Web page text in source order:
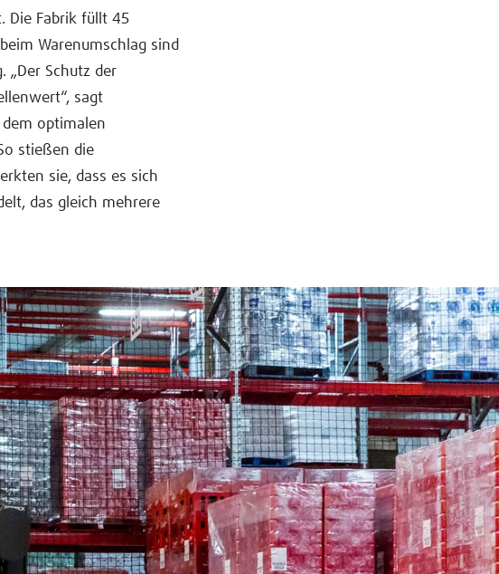
Die Fabrik füllt 45
Warenumschlag sind
„Der Schutz der
sagt
dem optimalen
stießen die
sie, dass es sich
das gleich mehrere